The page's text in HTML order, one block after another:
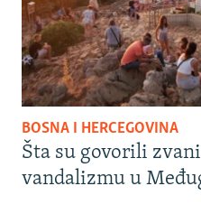
BOSNA I HERCEGOVINA
Šta su govorili
vandalizmu u